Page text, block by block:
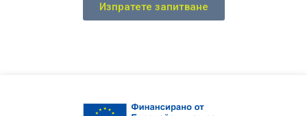
Изпратете запитване